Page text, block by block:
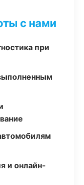
с нами
при
и онлайн-